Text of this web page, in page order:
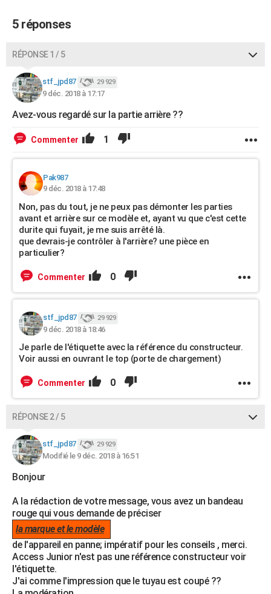
5 réponses
RÉPONSE 1 / 5
stf_jpd87 29 929
9 déc. 2018 à 17:17
Avez-vous regardé sur la partie arrière ??
Commenter 1
Pak987
9 déc. 2018 à 17:48
Non, pas du tout, je ne peux pas démonter les parties
avant et arrière sur ce modèle et, ayant vu que c'est cette
durite qui fuyait, je me suis arrêté là.
que devrais-je contrôler à l'arrière? une pièce en
particulier?
Commenter 0
stf_jpd87 29 929
9 déc. 2018 à 18:46
Je parle de l'étiquette avec la référence du constructeur.
Voir aussi en ouvrant le top (porte de chargement)
Commenter 0
RÉPONSE 2 / 5
stf_jpd87 29 929
Modifié le 9 déc. 2018 à 16:51
Bonjour
A la rédaction de votre message, vous avez un bandeau
rouge qui vous demande de préciser
la marque et le modèle
de l'appareil en panne; impératif pour les conseils , merci.
Access Junior n'est pas une référence constructeur voir
l'étiquette.
J'ai comme l'impression que le tuyau est coupé ??